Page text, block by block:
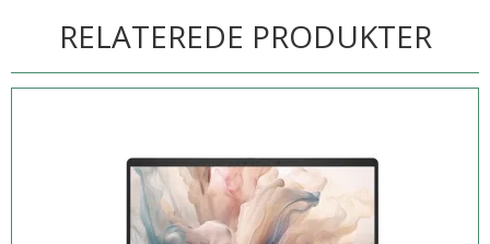
RELATEREDE PRODUKTER